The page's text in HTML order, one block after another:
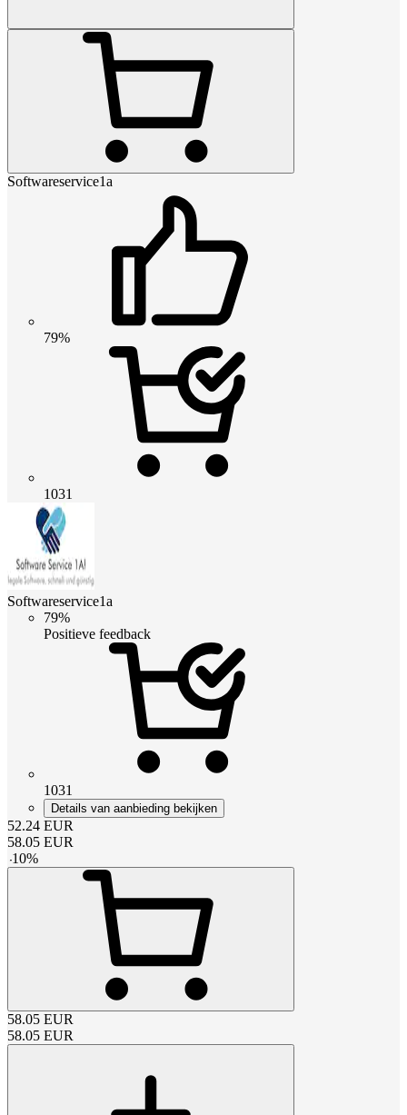
Softwareservice1a
79%
1031
Softwareservice1a
79%
Positieve feedback
1031
Details van aanbieding bekijken
52.24 EUR
58.05 EUR
-10%
58.05 EUR
58.05 EUR